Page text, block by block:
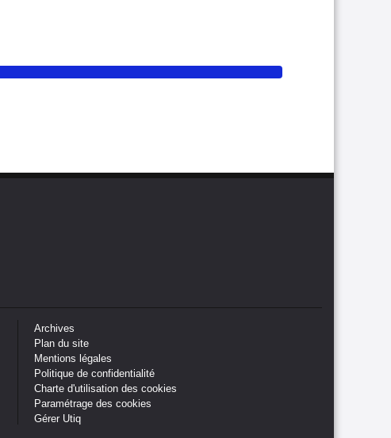
Archives
Plan du site
Mentions légales
Politique de confidentialité
Charte d'utilisation des cookies
Paramétrage des cookies
Gérer Utiq